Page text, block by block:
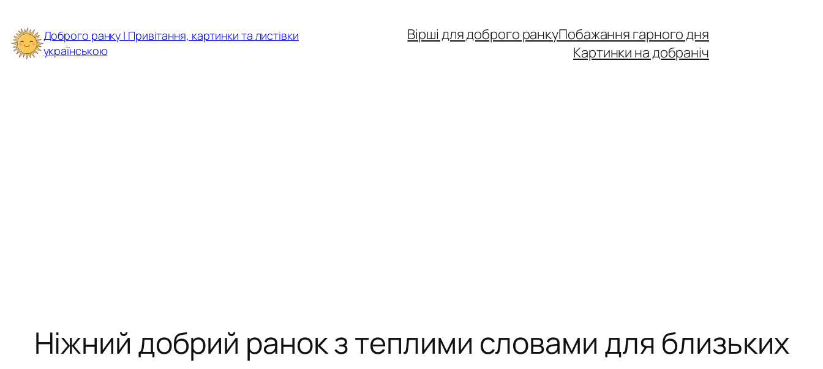
до
вмісту
Доброго ранку | Привітання, картинки та листівки
українською
Вірші для доброго ранкуПобажання гарного дня
Картинки на добраніч
Ніжний добрий ранок з теплими словами для близьких